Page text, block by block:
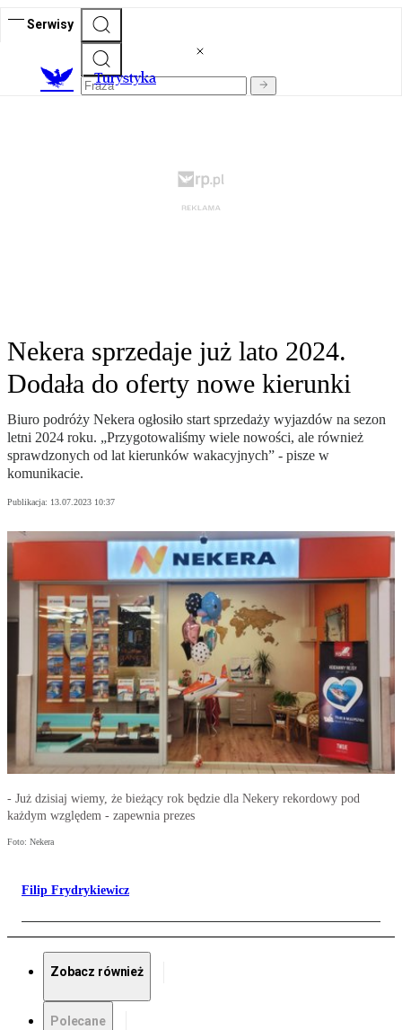
Serwisy
Turystyka
Nekera sprzedaje już lato 2024.
Dodała do oferty nowe kierunki
Biuro podróży Nekera ogłosiło start sprzedaży wyjazdów na sezon
letni 2024 roku. „Przygotowaliśmy wiele nowości, ale również
sprawdzonych od lat kierunków wakacyjnych” - pisze w
komunikacie.
Publikacja: 13.07.2023 10:37
- Już dzisiaj wiemy, że bieżący rok będzie dla Nekery rekordowy pod
każdym względem - zapewnia prezes
Foto: Nekera
Filip Frydrykiewicz
Zobacz również
Polecane